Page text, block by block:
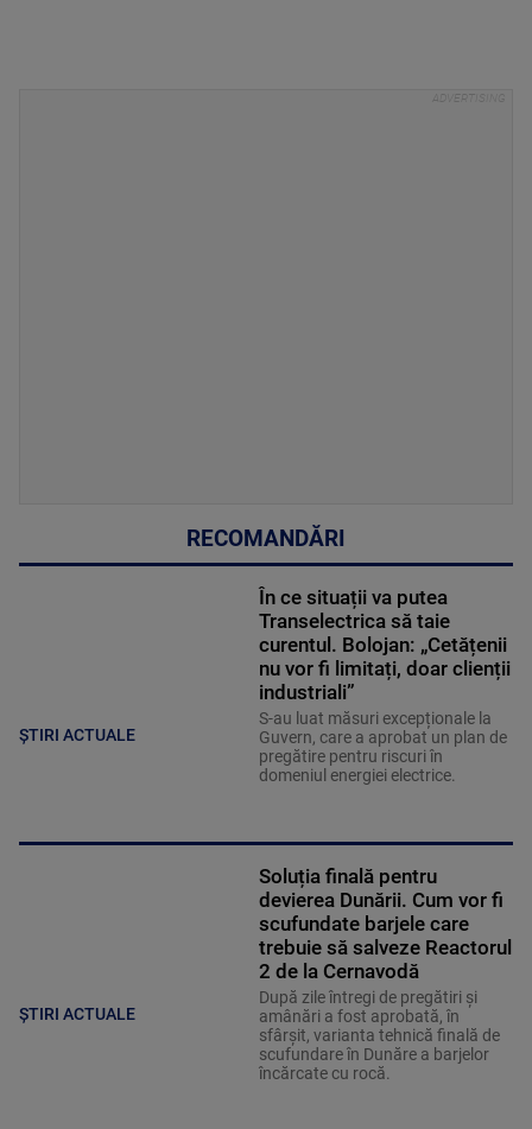
RECOMANDĂRI
ȘTIRI ACTUALE
În ce situații va putea
Transelectrica să taie
curentul. Bolojan: „Cetățenii
nu vor fi limitați, doar clienții
industriali”
S-au luat măsuri excepționale la
Guvern, care a aprobat un plan de
pregătire pentru riscuri în
domeniul energiei electrice.
ȘTIRI ACTUALE
Soluția finală pentru
devierea Dunării. Cum vor fi
scufundate barjele care
trebuie să salveze Reactorul
2 de la Cernavodă
După zile întregi de pregătiri și
amânări a fost aprobată, în
sfârșit, varianta tehnică finală de
scufundare în Dunăre a barjelor
încărcate cu rocă.